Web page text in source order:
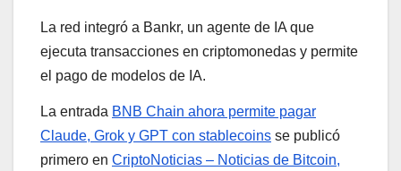
La red integró a Bankr, un agente de IA que
ejecuta transacciones en criptomonedas y permite
el pago de modelos de IA.
La entrada BNB Chain ahora permite pagar
Claude, Grok y GPT con stablecoins se publicó
primero en CriptoNoticias – Noticias de Bitcoin,